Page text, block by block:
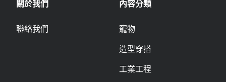
關於我們
聯絡我們
內容分類
寵物
造型穿搭
工業工程